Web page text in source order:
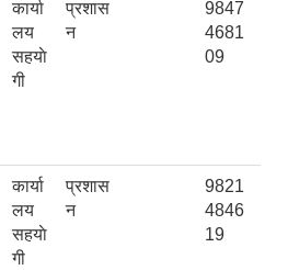
कार्या
लय
सहयाे
गी
प्रशास
न
9847
4681
09
कार्या
लय
सहयाे
गी
प्रशास
न
9821
4846
19